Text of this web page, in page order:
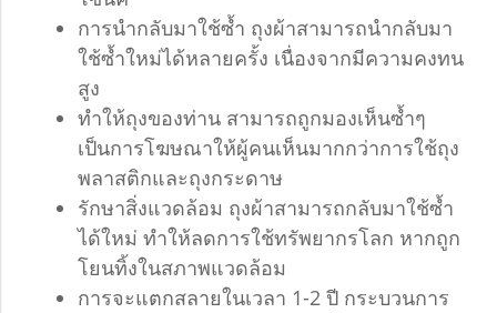
การนำกลับมาใช้ซ้ำ ถุงผ้าสามารถนำกลับมา
ใช้ซ้ำใหม่ได้หลายครั้ง เนื่องจากมีความคงทน
สูง
ทำให้ถุงของท่าน สามารถถูกมองเห็นซ้ำๆ
เป็นการโฆษณาให้ผู้คนเห็นมากกว่าการใช้ถุง
พลาสติกและถุงกระดาษ
รักษาสิ่งแวดล้อม ถุงผ้าสามารถกลับมาใช้ซ้ำ
ได้ใหม่ ทำให้ลดการใช้ทรัพยากรโลก หากถูก
โยนทิ้งในสภาพแวดล้อม
การจะแตกสลายในเวลา 1-2 ปี กระบวนการ